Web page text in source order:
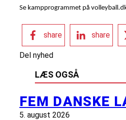
Se kampprogrammet på
share share
Del nyhed
LÆS OGSÅ
FEM DANSKE
5. august 2026